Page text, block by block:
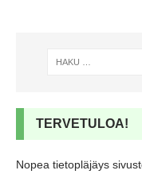
TERVETULOA!
Nopea tietopläjäys